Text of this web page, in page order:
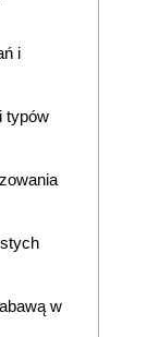
i
typów
w